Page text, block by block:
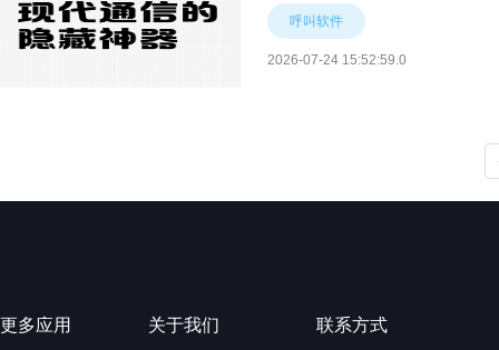
呼叫软件
2026-07-24 15:52:59.0
更多应用 关于我们 联系方式